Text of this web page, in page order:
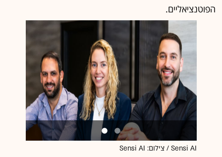
הפוטנציאליים.
Sensi AI / צילום: Sensi AI